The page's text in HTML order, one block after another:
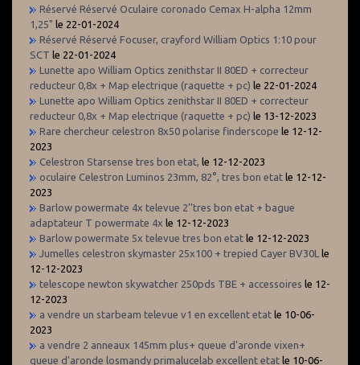
Réservé Réservé Oculaire coronado Cemax H-alpha 12mm
1,25" le 22-01-2024
Réservé Réservé Focuser, crayford William Optics 1:10 pour
SCT le 22-01-2024
Lunette apo William Optics zenithstar II 80ED + correcteur
reducteur 0,8x + Map electrique (raquette + pc) le 22-01-2024
Lunette apo William Optics zenithstar II 80ED + correcteur
reducteur 0,8x + Map electrique (raquette + pc) le 13-12-2023
Rare chercheur celestron 8x50 polarise finderscope le 12-12-
2023
Celestron Starsense tres bon etat, le 12-12-2023
oculaire Celestron Luminos 23mm, 82°, tres bon etat le 12-12-
2023
Barlow powermate 4x televue 2’’tres bon etat + bague
adaptateur T powermate 4x le 12-12-2023
Barlow powermate 5x televue tres bon etat le 12-12-2023
Jumelles celestron skymaster 25x100 + trepied Cayer BV30L le
12-12-2023
telescope newton skywatcher 250pds TBE + accessoires le 12-
12-2023
a vendre un starbeam televue v1 en excellent etat le 10-06-
2023
a vendre 2 anneaux 145mm plus+ queue d'aronde vixen+
queue d'aronde losmandy primalucelab excellent etat le 10-06-